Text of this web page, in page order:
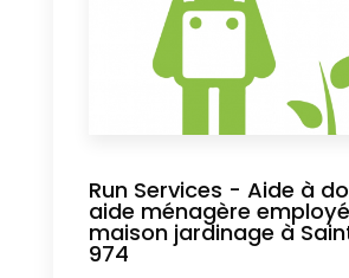
Run Services - Aide à
aide ménagère
maison jardinage à
974